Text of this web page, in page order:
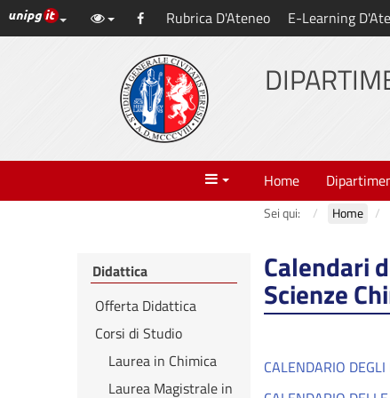
Vai
al
Link ai principali servizi web di Ateneo
Facebook
Rubrica D'Ateneo E-Learning
Menu Home
Sei qui: Home
Calendari
Scienze
CALENDARIO
Didattica
Offerta Didattica
Corsi di Studio
Laurea in Chimica
Laurea Magistrale in